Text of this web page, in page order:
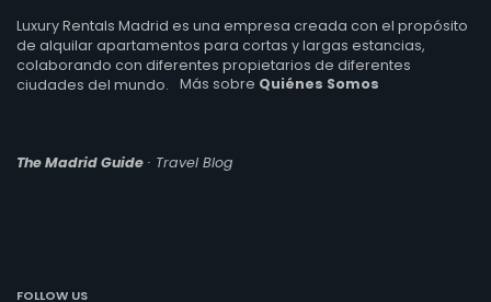
Luxury Rentals Madrid es una empresa creada con el propósito
de alquilar apartamentos para cortas y largas estancias,
colaborando con diferentes propietarios de diferentes
ciudades del mundo.
Más sobre Quiénes Somos
The Madrid Guide · Travel Blog
FOLLOW US